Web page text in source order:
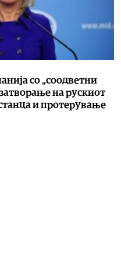
со „соодветни
на рускиот
и протерување